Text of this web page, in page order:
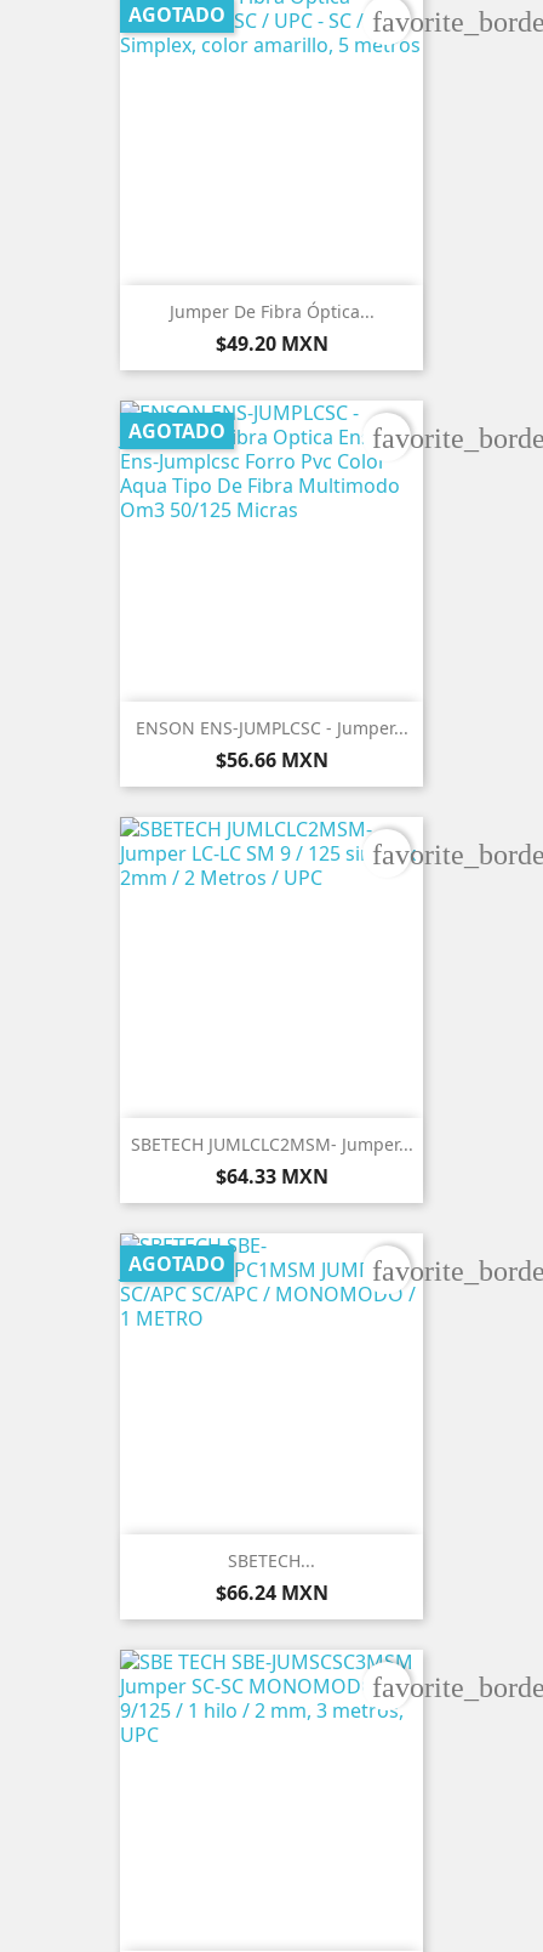
Jumper De Fibra Óptica...
Precio
$49.20 MXN
AGOTADO
ENSON ENS-JUMPLCSC - Jumper...
Precio
$56.66 MXN
AGOTADO
SBETECH JUMLCLC2MSM- Jumper...
Precio
$64.33 MXN
SBETECH...
Precio
$66.24 MXN
AGOTADO